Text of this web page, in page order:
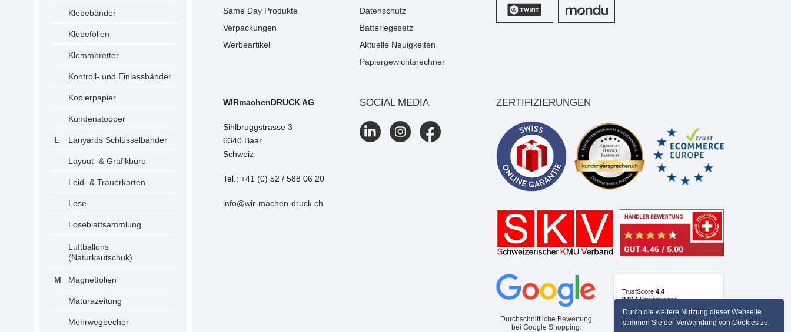
Durch die weitere Nutzung dieser Webseite
stimmen Sie der Verwendung von Cookies zu.
Klebebänder
Klebefolien
Klemmbretter
Kontroll- und Einlassbänder
Kopierpapier
Kundenstopper
Lanyards Schlüsselbänder
Layout- & Grafikbüro
Leid- & Trauerkarten
Lose
Loseblattsammlung
Luftballons
(Naturkautschuk)
Magnetfolien
Maturazeitung
Mehrwegbecher
Same Day Produkte
Verpackungen
Werbeartikel
Datenschutz
Batteriegesetz
Aktuelle Neuigkeiten
Papiergewichtsrechner
WIRmachenDRUCK AG
Sihlbruggstrasse 3
6340 Baar
Schweiz
Tel.: +41 (0) 52 / 588 06 20
info@wir-machen-druck.ch
SOCIAL MEDIA ZERTIFIZIERUNGEN
Durchschnittliche Bewertung
bei Google Shopping: